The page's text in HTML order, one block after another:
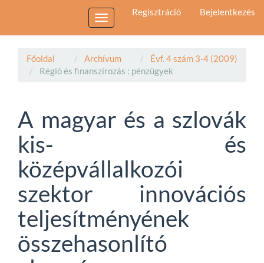
Sidebar
Regisztráció Bejelentkezés
Toggle
navigation
Főoldal Archívum
Évf. 4 szám 3-4 (2009)
Régió és finanszírozás : pénzügyek
A magyar és a szlovák
kis- és
középvállalkozói
szektor innovációs
teljesítményének
összehasonlító